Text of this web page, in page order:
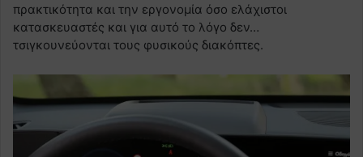
πρακτικότητα και την εργονομία όσο ελάχιστοι
κατασκευαστές και για αυτό το λόγο δεν…
τσιγκουνεύονται τους φυσικούς διακόπτες.